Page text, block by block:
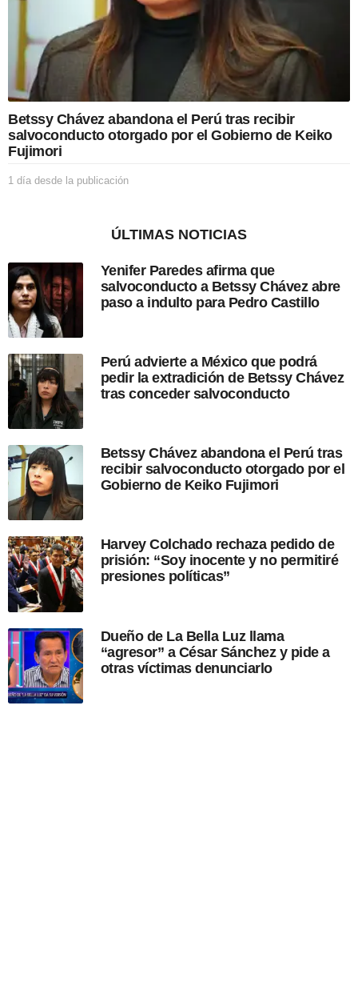
c
i
Betssy Chávez abandona el Perú tras recibir
salvoconducto otorgado por el Gobierno de Keiko
Fujimori
1 día desde la publicación
d
s
d
e
b
l
c
i
ó
ÚLTIMAS NOTICIAS
Yenifer Paredes afirma que
salvoconducto a Betssy Chávez abre
paso a indulto para Pedro Castillo
Perú advierte a México que podrá
pedir la extradición de Betssy Chávez
tras conceder salvoconducto
Betssy Chávez abandona el Perú tras
recibir salvoconducto otorgado por el
Gobierno de Keiko Fujimori
Harvey Colchado rechaza pedido de
prisión: “Soy inocente y no permitiré
presiones políticas”
Dueño de La Bella Luz llama
“agresor” a César Sánchez y pide a
otras víctimas denunciarlo